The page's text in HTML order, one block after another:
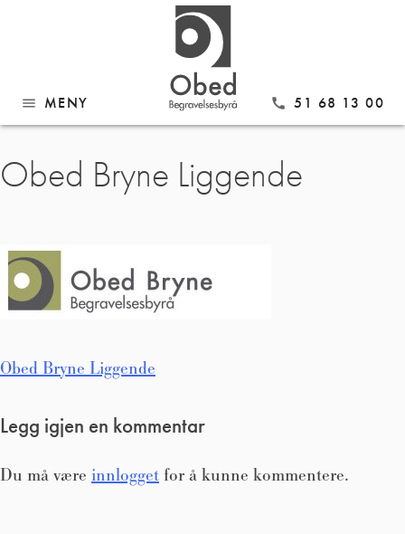
menu MENY call 51 68 13 00
Gå
til
innhold
Obed Bryne Liggende
Innleggsnavigasjon
Obed Bryne Liggende
Legg igjen en kommentar
Du må være innlogget for å kunne kommentere.